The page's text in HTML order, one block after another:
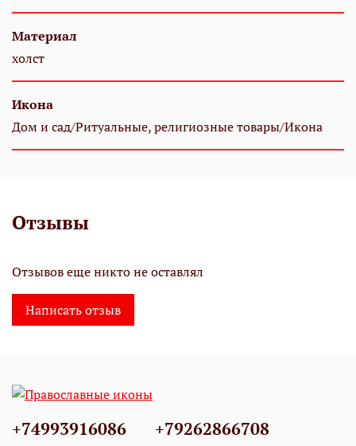
Материал
холст
Икона
Дом и сад/Ритуальные, религиозные товары/Икона
Отзывы
Отзывов еще никто не оставлял
Написать отзыв
+74993916086 +79262866708